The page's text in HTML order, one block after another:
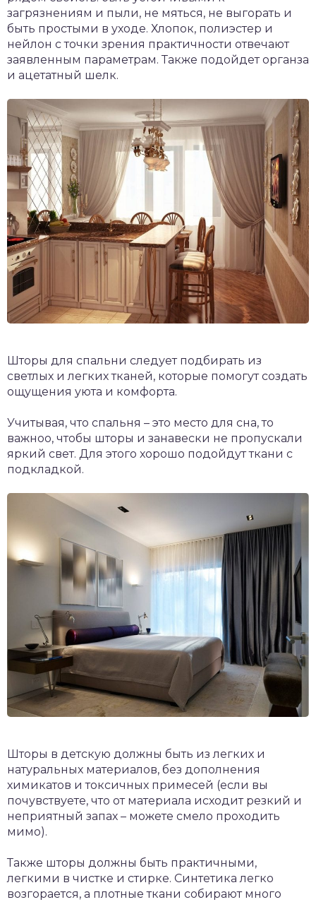
загрязнениям и пыли, не мяться, не выгорать и
быть простыми в уходе. Хлопок, полиэстер и
нейлон с точки зрения практичности отвечают
заявленным параметрам. Также подойдет органза
и ацетатный шелк.
Шторы для спальни следует подбирать из
светлых и легких тканей, которые помогут создать
ощущения уюта и комфорта.
Учитывая, что спальня – это место для сна, то
важноо, чтобы шторы и занавески не пропускали
яркий свет. Для этого хорошо подойдут ткани с
подкладкой.
Шторы в детскую должны быть из легких и
натуральных материалов, без дополнения
химикатов и токсичных примесей (если вы
почувствуете, что от материала исходит резкий и
неприятный запах – можете смело проходить
мимо).
Также шторы должны быть практичными,
легкими в чистке и стирке. Синтетика легко
возгорается, а плотные ткани собирают много